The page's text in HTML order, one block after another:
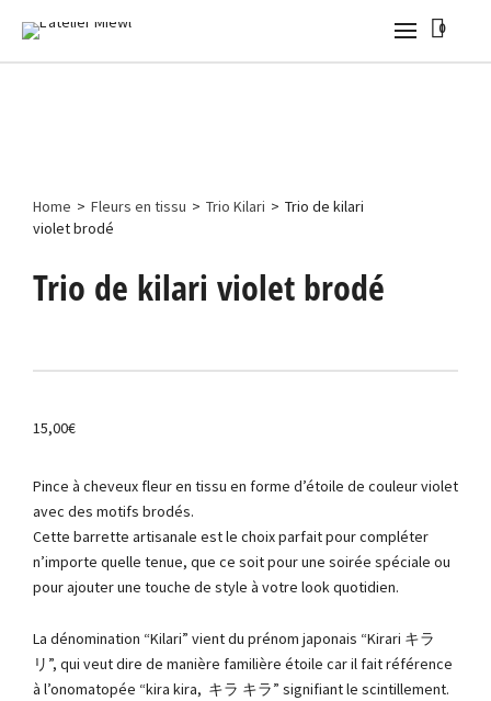
0
Home > Fleurs en tissu > Trio Kilari > Trio de kilari
violet brodé
Trio de kilari violet brodé
15,00€
Pince à cheveux fleur en tissu en forme d’étoile de couleur violet
avec des motifs brodés.
Cette barrette artisanale est le choix parfait pour compléter
n’importe quelle tenue, que ce soit pour une soirée spéciale ou
pour ajouter une touche de style à votre look quotidien.
La dénomination “Kilari” vient du prénom japonais “Kirari キラ
リ”, qui veut dire de manière familière étoile car il fait référence
à l’onomatopée “kira kira, キラ キラ” signifiant le scintillement.